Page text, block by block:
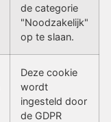
de categorie
"Noodzakelijk"
op te slaan.
Deze cookie
wordt
ingesteld door
de GDPR